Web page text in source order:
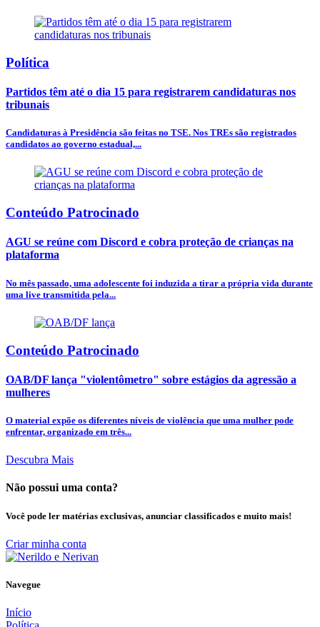
Política
Partidos têm até o dia 15 para registrarem candidaturas nos
tribunais
Candidaturas à Presidência são feitas no TSE. Nos TREs são registrados
candidatos ao governo estadual,...
Conteúdo Patrocinado
AGU se reúne com Discord e cobra proteção de crianças na
plataforma
No mês passado, uma adolescente foi induzida a tirar a própria vida durante
uma live transmitida pela...
Conteúdo Patrocinado
OAB/DF lança "violentômetro" sobre estágios da agressão a
mulheres
O material expõe os diferentes níveis de violência que uma mulher pode
enfrentar, organizado em três...
Descubra Mais
Não possui uma conta?
Você pode ler matérias exclusivas, anunciar classificados e muito mais!
Criar minha conta
Navegue
Início